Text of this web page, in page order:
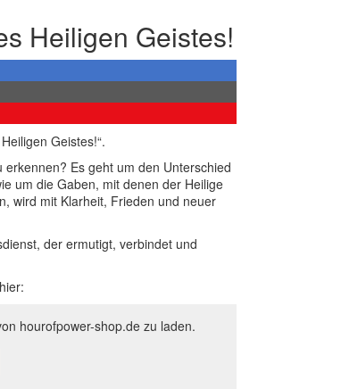
Heiligen Geistes!
Geistes!“.
Es geht um den Unterschied
um die Gaben, mit denen der Heilige
wird mit Klarheit, Frieden und neuer
der ermutigt, verbindet und
hourofpower-shop.de zu laden.